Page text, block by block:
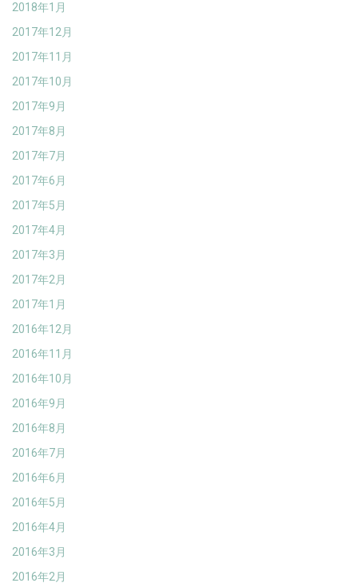
2018年1月
2017年12月
2017年11月
2017年10月
2017年9月
2017年8月
2017年7月
2017年6月
2017年5月
2017年4月
2017年3月
2017年2月
2017年1月
2016年12月
2016年11月
2016年10月
2016年9月
2016年8月
2016年7月
2016年6月
2016年5月
2016年4月
2016年3月
2016年2月